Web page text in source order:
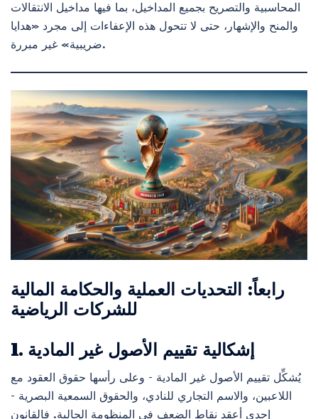
المحاسبية والتصريح بجميع المداخيل، بما فيها مداخيل الانتقالات
والمنح والإشهار، حتى لا تتحول هذه الإعفاءات إلى مجرد «هدايا
ضريبية» غير مبررة.
رابعاً: التحديات العملية والحكامة المالية
للشركات الرياضية
1. إشكالية تقييم الأصول غير المادية
يُشكِّل تقييم الأصول غير المادية – وعلى رأسها حقوق العقود مع
اللاعبين، والاسم التجاري للنادي، والحقوق السمعية البصرية –
إحدى أعقد نقاط الضعف في المنظومة الحالية. فالقانون